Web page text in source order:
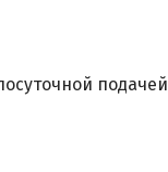
подачей